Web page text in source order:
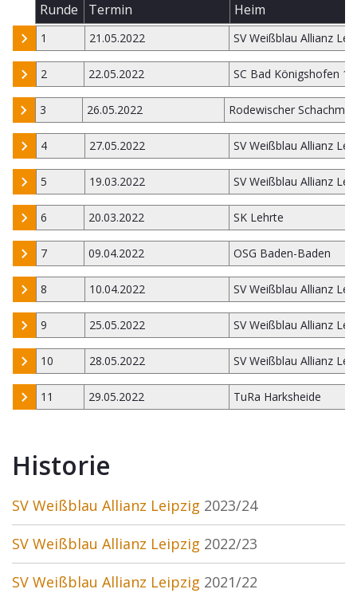
Runde Termin Heim
1 21.05.2022 SV Weißblau Allianz
2 22.05.2022 SC Bad Königshofen
3 26.05.2022 Rodewischer
4 27.05.2022 SV Weißblau Allianz
5 19.03.2022 SV Weißblau Allianz
6 20.03.2022 SK Lehrte
7 09.04.2022 OSG Baden-Baden
8 10.04.2022 SV Weißblau Allianz
9 25.05.2022 SV Weißblau Allianz
10 28.05.2022 SV Weißblau Allianz
11 29.05.2022 TuRa Harksheide
Historie
SV Weißblau Allianz Leipzig 2023/24
SV Weißblau Allianz Leipzig 2022/23
SV Weißblau Allianz Leipzig 2021/22